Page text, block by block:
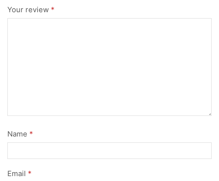
Your review *
Name *
Email *